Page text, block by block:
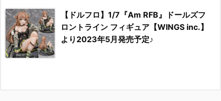
【ドルフロ】1/7『Am RFB』ドールズフ
ロントライン フィギュア【WINGS inc.】
より2023年5月発売予定♪